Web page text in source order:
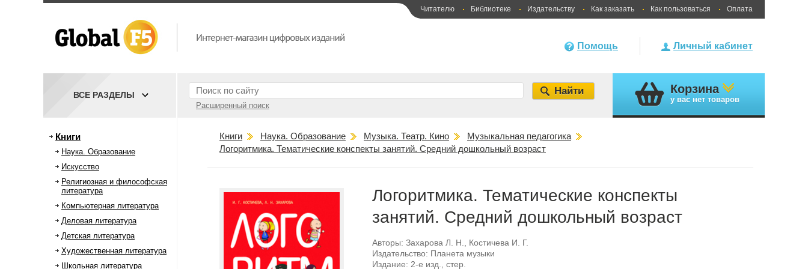
Читателю Библиотеке Издательству Как заказать Как пользоваться Оплата
Личный кабинет
Помощь
Расширенный поиск
ВСЕ РАЗДЕЛЫ Корзина
у вас нет товаров
Книги
Наука. Образование
Искусство
Религиозная и философская
литература
Компьютерная литература
Деловая литература
Детская литература
Художественная литература
Школьная литература
Книги Наука. Образование Музыка. Театр. Кино
Музыкальная педагогика
Логоритмика. Тематические конспекты занятий. Средний дошкольный возраст
Логоритмика. Тематические конспекты
занятий. Средний дошкольный возраст
Авторы: Захарова Л. Н.
Костичева И. Г.
Издательство: Планета музыки
Издание: 2-е изд., стер.